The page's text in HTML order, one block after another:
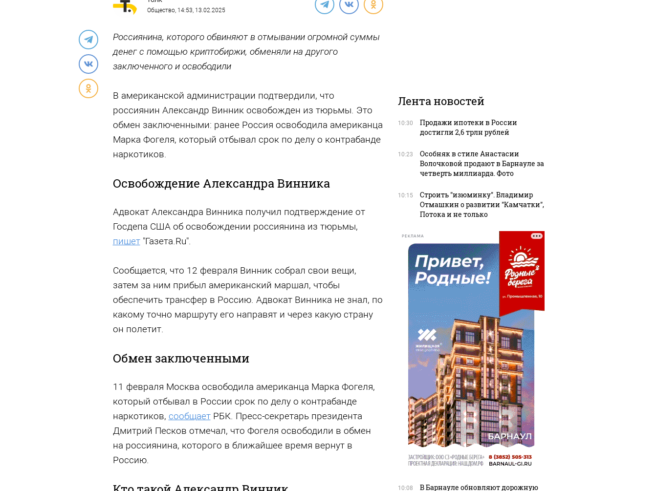
Общество, 14:53, 13.02.2025
Россиянина, которого обвиняют в отмывании огромной суммы
денег с помощью криптобиржи, обменяли на другого
заключенного и освободили
В американской администрации подтвердили, что
россиянин Александр Винник освобожден из тюрьмы. Это
обмен заключенными: ранее Россия освободила американца
Марка Фогеля, который отбывал срок по делу о контрабанде
наркотиков.
Освобождение Александра Винника
Адвокат Александра Винника получил подтверждение от
Госдепа США об освобождении россиянина из тюрьмы,
пишет"Газета.Ru".
Сообщается, что 12 февраля Винник собрал свои вещи,
затем за ним прибыл американский маршал, чтобы
обеспечить трансфер в Россию. Адвокат Винника не знал, по
какому точно маршруту его направят и через какую страну
он полетит.
Обмен заключенными
11 февраля Москва освободила американца Марка Фогеля,
который отбывал в России срок по делу о контрабанде
наркотиков, сообщаетРБК. Пресс-секретарь президента
Дмитрий Песков отмечал, что Фогеля освободили в обмен
на россиянина, которого в ближайшее время вернут в
Россию.
Лента новостей
10:30
Продажи ипотеки в России
достигли 2,6 трлн рублей
10:23
Особняк в стиле Анастасии
Волочковой продают в Барнауле за
четверть миллиарда. Фото
10:15
Строить "изюминку". Владимир
Отмашкин о развитии "Камчатки",
Потока и не только
РЕКЛАМА
10:08
В Барнауле обновляют дорожную